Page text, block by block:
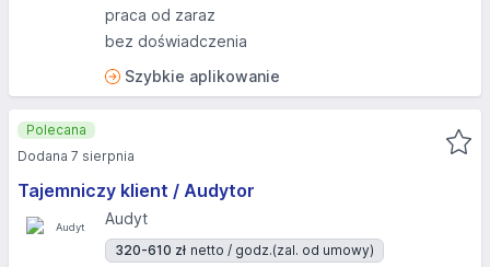
praca od zaraz
bez doświadczenia
Szybkie aplikowanie
Tajemniczy klient / Audytor
Audyt
320-610 zł netto / godz.(zal. od umowy)
Polecana
Dodana 7 sierpnia